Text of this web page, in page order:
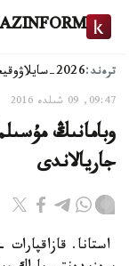
ترەند:2026-سايلاۋ
09:47, 09 شىلدە 2016
وبامانىڭ
جاريالاندى
استانا.